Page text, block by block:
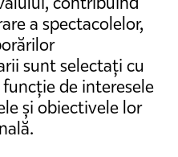
a spectacolelor,
sunt selectați cu
de interesele
și obiectivele lor